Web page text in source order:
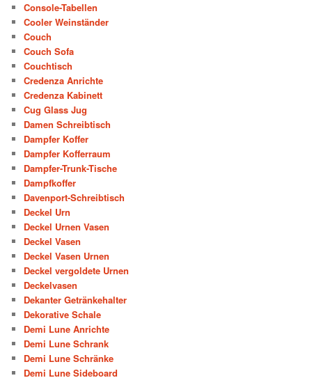
Console-Tabellen
Cooler Weinständer
Couch
Couch Sofa
Couchtisch
Credenza Anrichte
Credenza Kabinett
Cug Glass Jug
Damen Schreibtisch
Dampfer Koffer
Dampfer Kofferraum
Dampfer-Trunk-Tische
Dampfkoffer
Davenport-Schreibtisch
Deckel Urn
Deckel Urnen Vasen
Deckel Vasen
Deckel Vasen Urnen
Deckel vergoldete Urnen
Deckelvasen
Dekanter Getränkehalter
Dekorative Schale
Demi Lune Anrichte
Demi Lune Schrank
Demi Lune Schränke
Demi Lune Sideboard